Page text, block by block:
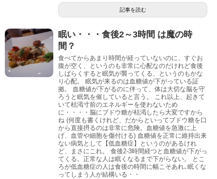
記事を読む
眠い・・・食後2～3時間 は魔の時
間？
食べてからあまり時間が経っていないのに、すぐお
腹が空く、というのも非常に心配なのだけれど食後
しばらくすると眠気が襲ってくる、というのもかな
り心配。 眠気が来るのは血糖値が下がっている証
拠。 血糖値が下がるのに伴って、体は大切な脳を守
ろうと眠気を催していると言う。 これ以上、起きて
いて枯渇寸前のエネルギーを使わないため
に・・・・脳にブドウ糖が枯渇したら大変ですから
ね (何度も書くけれど、だからといってブドウ糖を口
から直接摂るのは非常に危険。血糖値を急激に上
げ、血管や細胞を傷付ける) 血糖値を正常に維持出来
ない病気として【低血糖症】というのがあるけれ
ど、まさにこれ。 食後2-3時間経つと血糖値が下がっ
てくる。正常な人は眠くなるまで下がらない。 とこ
ろが低血糖症の人は食後の時間に幅こそあれ､眠くな
ってしまう人が結構いる・・